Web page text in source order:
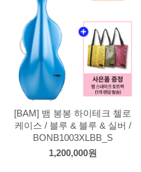
[BAM] 뱀 봉봉 하이테크 첼로
케이스 / 블루 & 블루 & 실버 /
BONB1003XLBB_S
1,200,000원